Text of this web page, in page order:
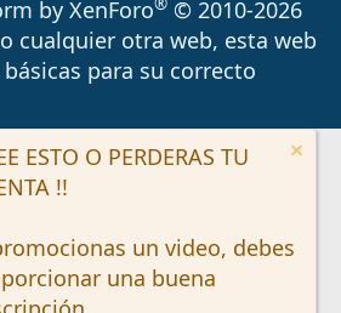
by XenForo
© 2010-2026
cualquier otra web, esta web
para su correcto
ESTO O PERDERAS TU
!!
un video, debes
una buena